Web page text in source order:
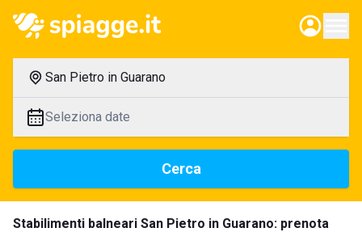
San Pietro in Guarano
Seleziona date
Cerca
Stabilimenti balneari San Pietro in Guarano: prenota